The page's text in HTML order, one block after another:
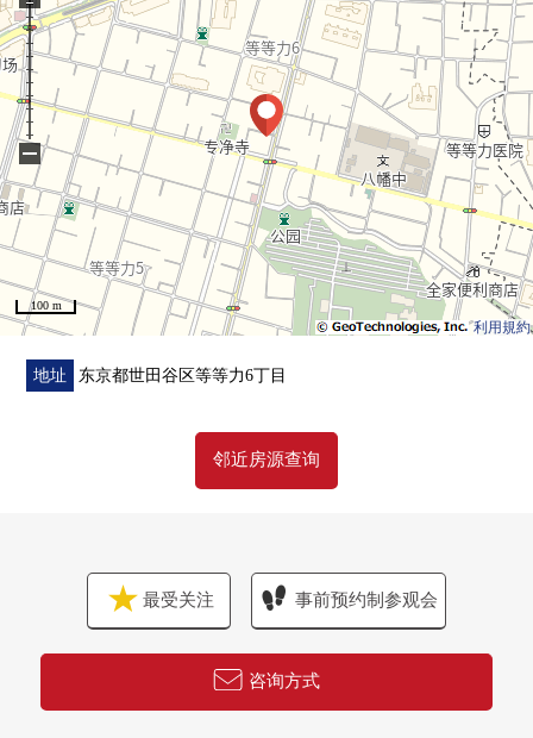
0有便于雨天的洗衣的浴室换气干燥机
■翻新内容(打算在2026年8月上旬完成)
0地板，Cross张替
0整体卫浴，再加热，浴室烘干机全部已换新
0盥洗台全部已换新
0厨房，厕所，防水洗衣机底座全部已换新
0室内清洁
利用規約
100 m
−
地址 东京都世田谷区等等力6丁目
邻近房源查询
最受关注 事前预约制参观会
咨询方式